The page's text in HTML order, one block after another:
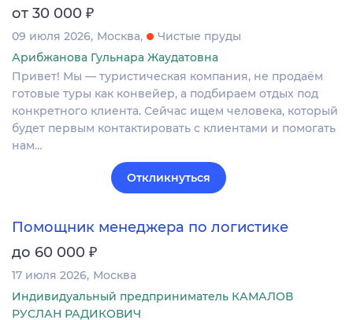
от 30 000 ₽
09 июля 2026 Москва
Чистые пруды
Арибжанова Гульнара Жаудатовна
Привет! Мы — туристическая компания, не продаём
готовые туры как конвейер, а подбираем отдых под
конкретного клиента. Сейчас ищем человека, который
будет первым контактировать с клиентами и помогать
нам…
Откликнуться
Помощник менеджера по логистике
до 60 000 ₽
17 июля 2026 Москва
Индивидуальный предприниматель КАМАЛОВ
РУСЛАН РАДИКОВИЧ